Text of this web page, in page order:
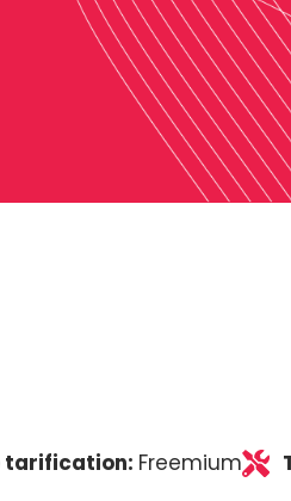
tarification: Freemium